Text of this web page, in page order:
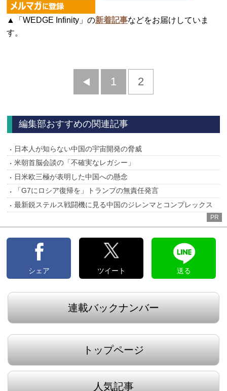
▲「WEDGE Infinity」の新着記事などをお届けしていま
す。
前
1 2
編集部おすすめの関連記事
日本人が知らない中国の宇宙開発の脅威
米朝首脳会談の「不確実なレガシー」
日米欧三極が表明した中国への懸念
「G7にロシア復帰を」トランプの無責任発言
最新鋭ステルス戦闘機に見る中国のジレンマとコンプレックス
PR
シェア ツイート 送る
連載バックナンバー
トップページ
人気記事